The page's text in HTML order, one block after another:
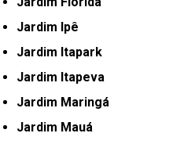
Jardim Ipê
Jardim Itapark
Jardim Itapeva
Jardim Maringá
Jardim Mauá